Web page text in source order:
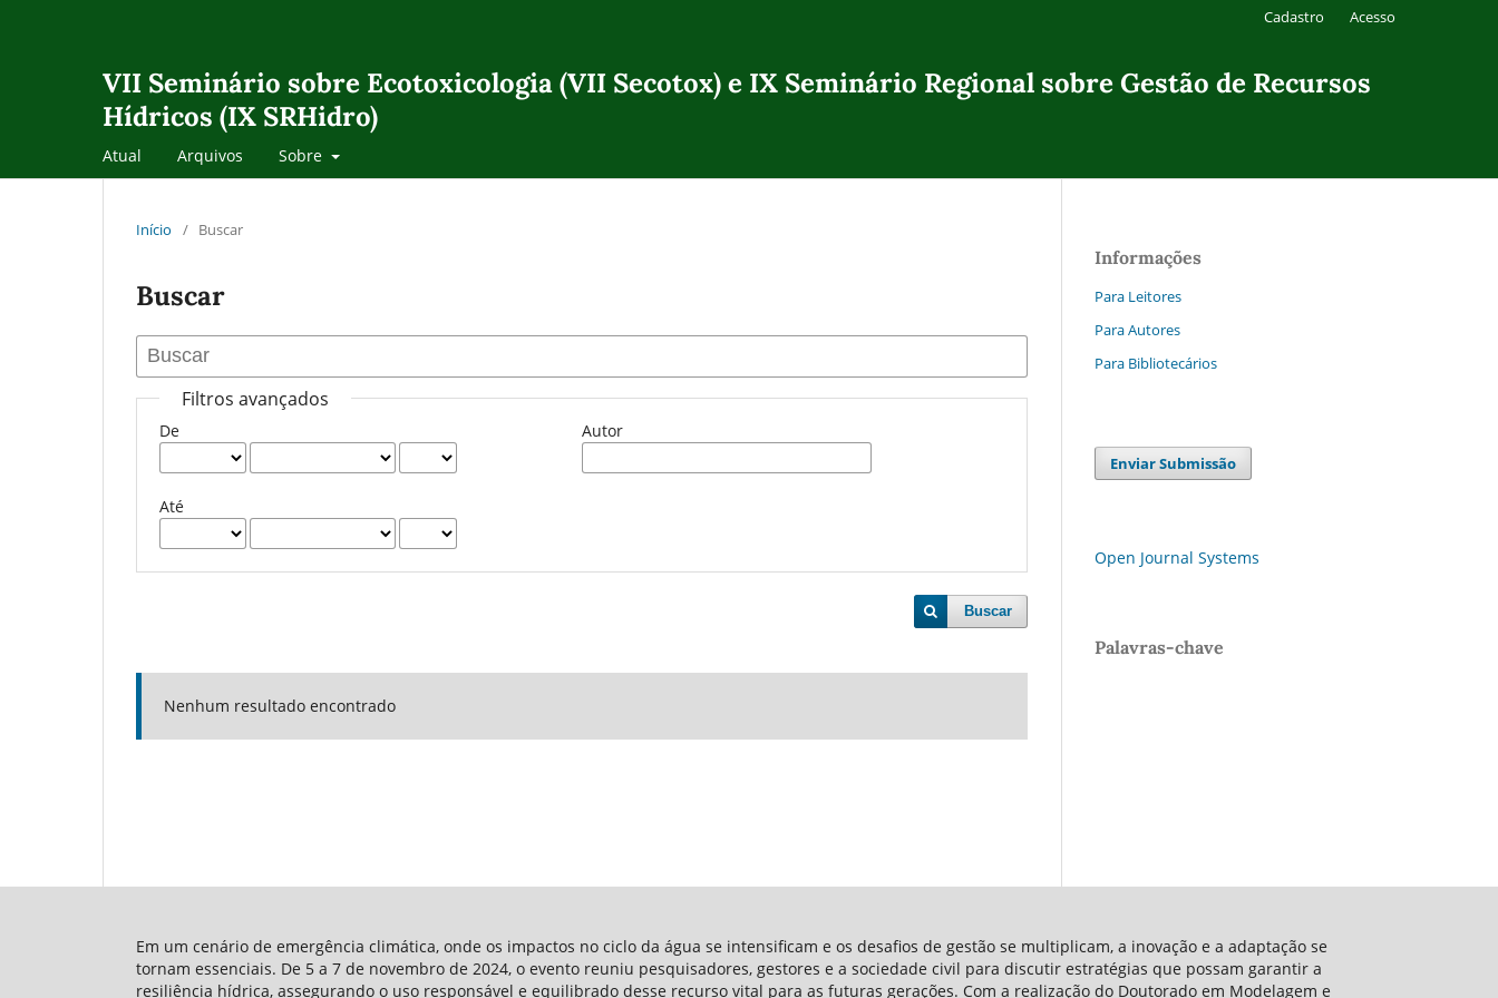
VII Seminário sobre Ecotoxicologia (VII Secotox) e IX Seminário Regional sobre Gestão de Recursos
Hídricos (IX SRHidro)
Atual Arquivos Sobre
Cadastro Acesso
Início / Buscar
Buscar
Filtros avançados
De
Até
Autor
Buscar
Nenhum resultado encontrado
Informações
Para Leitores
Para Autores
Para Bibliotecários
Enviar Submissão
Open Journal Systems
Palavras-chave
Em um cenário de emergência climática, onde os impactos no ciclo da água se intensificam e os desafios de gestão se multiplicam, a inovação e a adaptação se
tornam essenciais. De 5 a 7 de novembro de 2024, o evento reuniu pesquisadores, gestores e a sociedade civil para discutir estratégias que possam garantir a
resiliência hídrica, assegurando o uso responsável e equilibrado desse recurso vital para as futuras gerações. Com a realização do Doutorado em Modelagem e